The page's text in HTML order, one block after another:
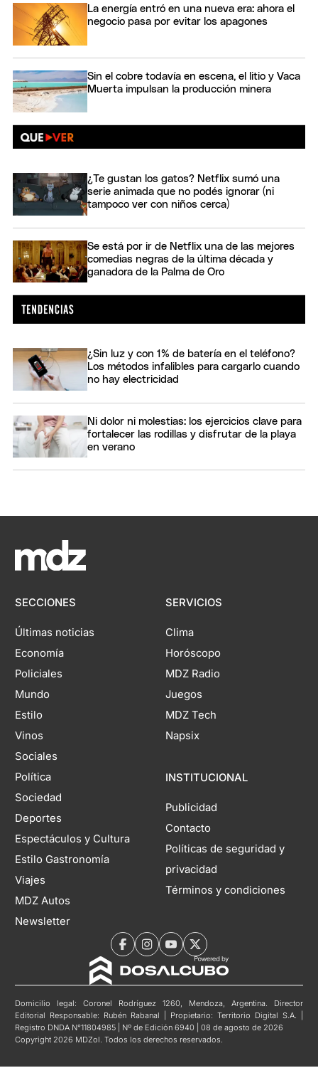
La energía entró en una nueva era: ahora el
negocio pasa por evitar los apagones
Sin el cobre todavía en escena, el litio y Vaca
Muerta impulsan la producción minera
¿Te gustan los gatos? Netflix sumó una
serie animada que no podés ignorar (ni
tampoco ver con niños cerca)
Se está por ir de Netflix una de las mejores
comedias negras de la última década y
ganadora de la Palma de Oro
¿Sin luz y con 1% de batería en el teléfono?
Los métodos infalibles para cargarlo cuando
no hay electricidad
Ni dolor ni molestias: los ejercicios clave para
fortalecer las rodillas y disfrutar de la playa
en verano
SECCIONES
Últimas noticias
Economía
Policiales
Mundo
Estilo
Vinos
Sociales
Política
Sociedad
Deportes
Espectáculos y Cultura
Estilo Gastronomía
Viajes
MDZ Autos
Newsletter
SERVICIOS
Clima
Horóscopo
MDZ Radio
Juegos
MDZ Tech
Napsix
INSTITUCIONAL
Publicidad
Contacto
Políticas de seguridad y
privacidad
Términos y condiciones
Domicilio legal: Coronel Rodríguez 1260, Mendoza, Argentina. Director
Editorial Responsable: Rubén Rabanal | Propietario: Territorio Digital S.A. |
Registro DNDA N°11804985 | Nº de Edición 6940 | 08 de agosto de 2026
Copyright 2026 MDZol. Todos los derechos reservados.